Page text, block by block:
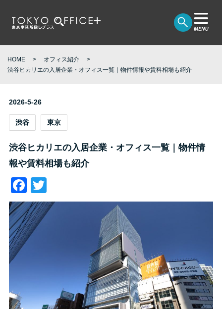
HOME
オフィス紹介
渋谷ヒカリエの入居企業・オフィス一覧｜物件情報や賃料相場も紹介
2026-5-26
渋谷 東京
渋谷ヒカリエの入居企業・オフィス一覧｜物件情
報や賃料相場も紹介
Facebook